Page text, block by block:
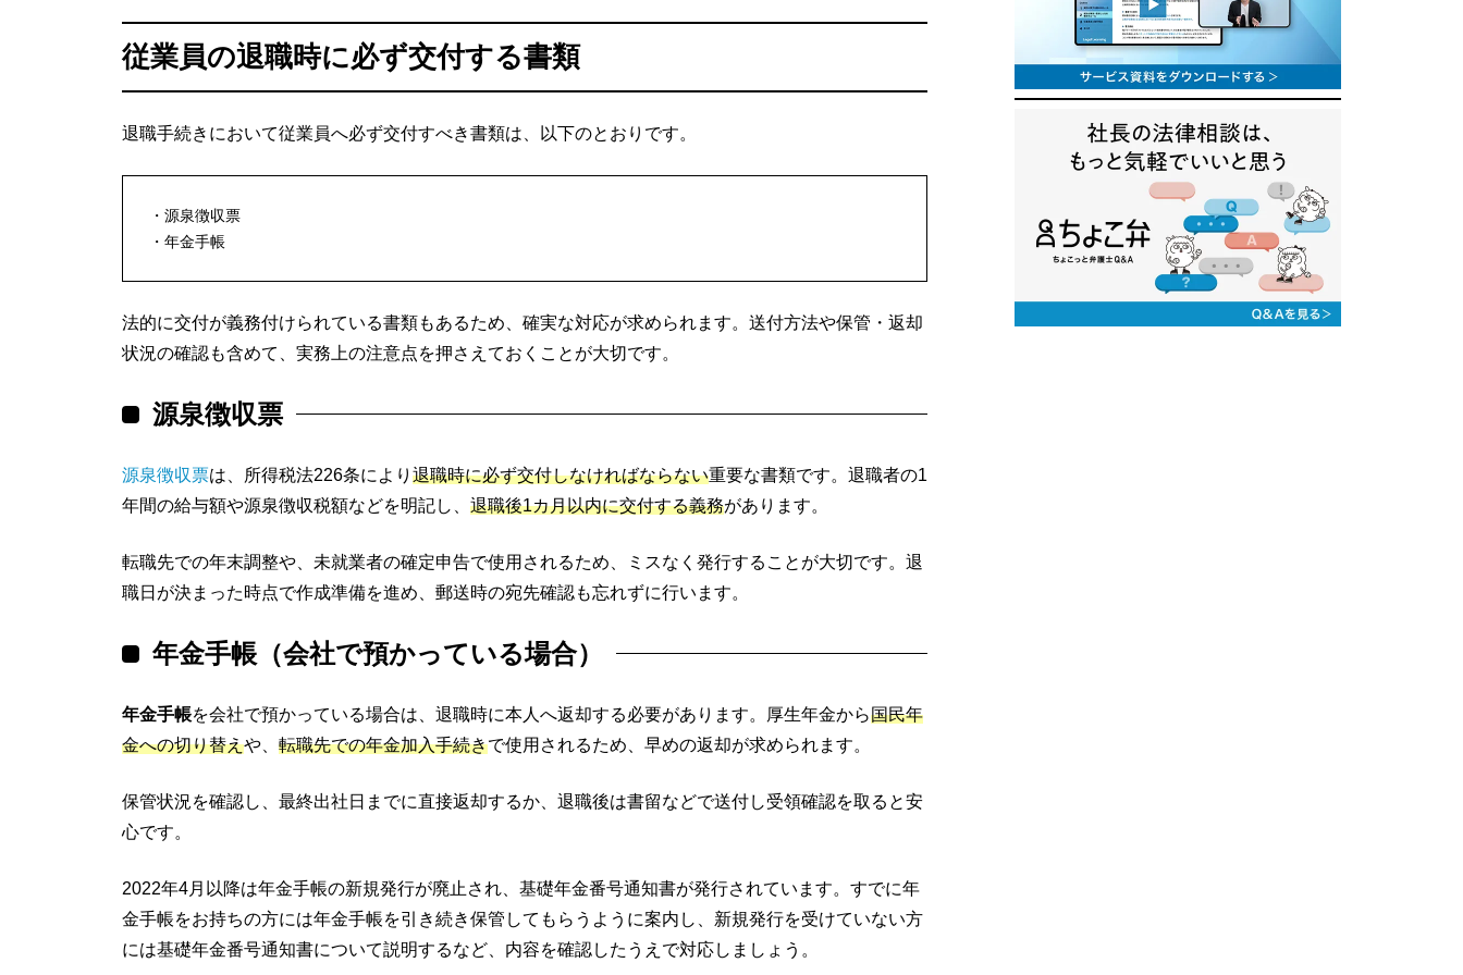
従業員の退職時に必ず交付する書類
退職手続きにおいて従業員へ必ず交付すべき書類は、以下のとおりです。
源泉徴収票
年金手帳
法的に交付が義務付けられている書類もあるため、確実な対応が求められます。送付方法や保管・返却
状況の確認も含めて、実務上の注意点を押さえておくことが大切です。
源泉徴収票
源泉徴収票は、所得税法226条により 退職時に必ず交付しなければならない重要な書類です。退職者の1
年間の給与額や源泉徴収税額などを明記し、 退職後1カ月以内に交付する義務があります。
転職先での年末調整や、未就業者の確定申告で使用されるため、ミスなく発行することが大切です。退
職日が決まった時点で作成準備を進め、郵送時の宛先確認も忘れずに行います。
年金手帳（会社で預かっている場合）
年金手帳を会社で預かっている場合は、退職時に本人へ返却する必要があります。厚生年金から国民年
金への切り替えや、 転職先での年金加入手続きで使用されるため、早めの返却が求められます。
保管状況を確認し、最終出社日までに直接返却するか、退職後は書留などで送付し受領確認を取ると安
心です。
2022年4月以降は年金手帳の新規発行が廃止され、基礎年金番号通知書が発行されています。すでに年
金手帳をお持ちの方には年金手帳を引き続き保管してもらうように案内し、新規発行を受けていない方
には基礎年金番号通知書について説明するなど、内容を確認したうえで対応しましょう。